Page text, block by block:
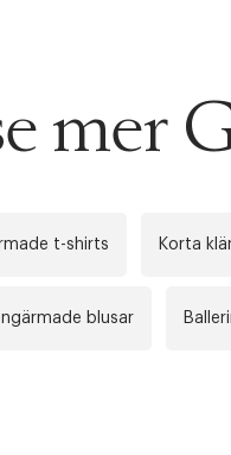
mer
t-shirts Korta
blusar